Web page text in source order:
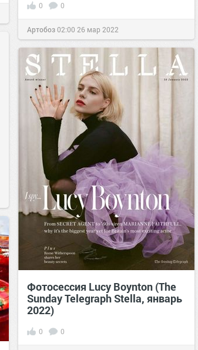
0 0
Артобоз02:00 26 мар 2022
Фотосессия Lucy Boynton (The
Sunday Telegraph Stella, январь
2022)
0 0